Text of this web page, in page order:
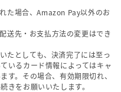
た場合、Amazon Pay以外のお
送先・お支払方法の変更はでき
たとしても、決済完了には至っ
いるカード情報によってはキャ
す。その場合、有効期限切れ、
きをお願いいたします。